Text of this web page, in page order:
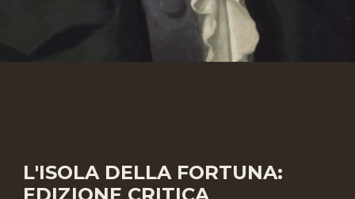
L'ISOLA DELLA FORTUNA: